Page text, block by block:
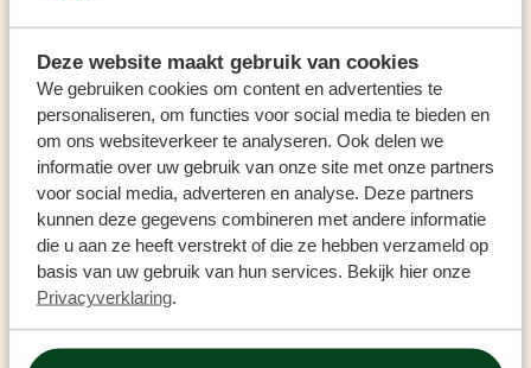
Deze website maakt gebruik van cookies
We gebruiken cookies om content en advertenties te
personaliseren, om functies voor social media te bieden en
om ons websiteverkeer te analyseren. Ook delen we
informatie over uw gebruik van onze site met onze partners
voor social media, adverteren en analyse. Deze partners
kunnen deze gegevens combineren met andere informatie
die u aan ze heeft verstrekt of die ze hebben verzameld op
basis van uw gebruik van hun services. Bekijk hier onze
Privacyverklaring.